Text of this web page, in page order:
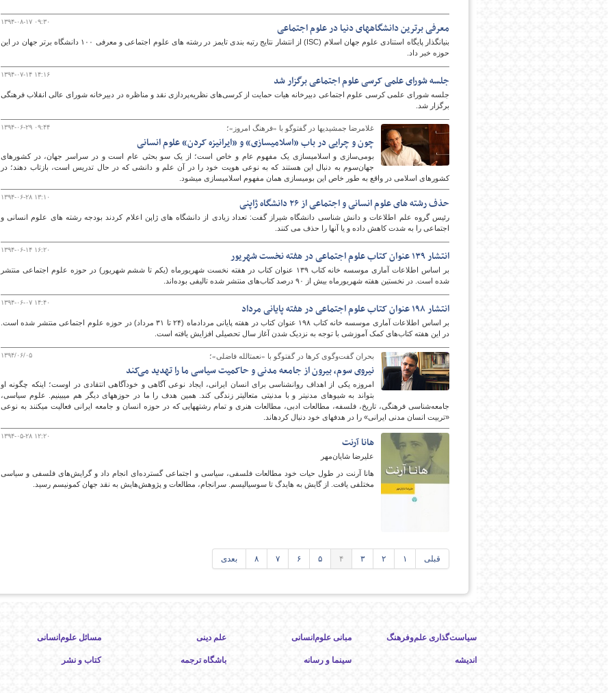
۱۳۹۴-۰۸-۱۷ ۰۹:۳۰ معرفی برترین دانشگاههای دنیا در علوم اجتماعی
بنیانگذار پايگاه استنادی علوم جهان اسلام (ISC) از انتشار نتایج رتبه بندی تایمز در رشته های علوم اجتماعی و معرفی ۱۰۰ دانشگاه برتر جهان در این
حوزه خبر داد.
۱۳۹۴-۰۷-۱۴ ۱۴:۱۶ جلسه شورای علمی کرسی علوم اجتماعی برگزار شد
جلسه شورای علمی کرسی علوم اجتماعی دبیرخانه هیات حمایت از کرسی‌های نظریه‌پردازی نقد و مناظره در دبیرخانه شورای عالی انقلاب فرهنگی
برگزار شد.
۱۳۹۴-۰۶-۲۹ ۰۹:۴۴ غلامرضا جمشیدیها در گفت‎وگو با «فرهنگ امروز»؛
چون و چرایی در باب «اسلامی‎سازی» و «ایرانیزه کردن» علوم انسانی
بومی‌سازی و اسلامی‎سازی یک مفهوم عام و خاص است؛ از یک سو بحثی عام است و در سراسر جهان، در کشورهای
جهان‌سوم به دنبال این هستند که به نوعی هویت خود را در آن علم و دانشی که در حال تدریس است، بازتاب دهند؛ در
کشورهای اسلامی در واقع به طور خاص این بومی‎سازی همان مفهوم اسلامی‎سازی می‎شود.
۱۳۹۴-۰۶-۲۸ ۱۳:۱۰ حذف رشته های علوم انسانی و اجتماعی از ۲۶ دانشگاه ژاپنی
رئیس گروه علم اطلاعات و دانش شناسی دانشگاه شیراز گفت: تعداد زیادی از دانشگاه های ژاپن اعلام کردند بودجه رشته های علوم انسانی و
اجتماعی را به شدت کاهش داده و یا آنها را حذف می کنند.
۱۳۹۴-۰۶-۱۴ ۱۶:۲۰ انتشار ۱۳۹ عنوان کتاب علوم اجتماعی در هفته نخست شهریور
بر اساس اطلاعات آماری موسسه خانه کتاب ۱۳۹ عنوان کتاب در هفته نخست شهریورماه (یکم تا ششم شهریور) در حوزه علوم اجتماعی منتشر
شده است. در نخستین هفته شهریورماه بیش از ۹۰ درصد کتاب‌های منتشر شده تالیفی بوده‌اند.
۱۳۹۴-۰۶-۰۷ ۱۴:۴۰ انتشار ۱۹۸ عنوان کتاب علوم اجتماعی در هفته پایانی مرداد
بر اساس اطلاعات آماری موسسه خانه کتاب ۱۹۸ عنوان کتاب در هفته پایانی مردادماه (۲۴ تا ۳۱ مرداد) در حوزه علوم اجتماعی منتشر شده است.
در این هفته کتاب‌های کمک آموزشی با توجه به نزدیک شدن آغاز سال تحصیلی افزایش یافته است.
۱۳۹۴/۰۶/۰۵ بحران گفت‌وگوی کرها در گفت‎وگو با «نعمت‎الله فاضلی»؛
نیروی سوم، بیرون از جامعه مدنی و حاکمیت سیاسی ما را تهدید می‌کند
امروزه یکی از اهداف روان‎شناسی برای انسان ایرانی، ایجاد نوعی آگاهی و خودآگاهی انتقادی در اوست؛ اینکه چگونه او
بتواند به شیوه‎ای مدنی‎تر و با مدنیتی متعالی‎تر زندگی کند. همین هدف را ما در حوزه‎های دیگر هم می‎بینیم. علوم سیاسی،
جامعه‌شناسی فرهنگی، تاریخ، فلسفه، مطالعات ادبی، مطالعات هنری و تمام رشته‎هایی که در حوزه انسان و جامعه ایرانی فعالیت می‎کنند به ‎نوعی
«تربیت انسان مدنی ایرانی» را در هدف‎های خود دنبال کرده‎اند.
۱۳۹۴-۰۵-۲۸ ۱۲:۲۰ هانا آرنت
علیرضا شایان‌مهر
هانا آرنت در طول حیات خود مطالعات فلسفی، سیاسی و اجتماعی گسترده‌ای انجام داد و گرایش‌های فلسفی و سیاسی
مختلفی یافت. از گایش به هایدگ تا سوسیالیسم. سرانجام، مطالعات و پژوهش‌هایش به نقد جهان کمونیسم رسید.
قبلی ۱ ۲ ۳ ۴ ۵ ۶ ۷ ۸ بعدی
سیاست‌گذاری علم‌وفرهنگ مبانی علوم‌انسانی علم دینی مسائل علوم‌انسانی
اندیشه سینما و رسانه باشگاه ترجمه کتاب و نشر